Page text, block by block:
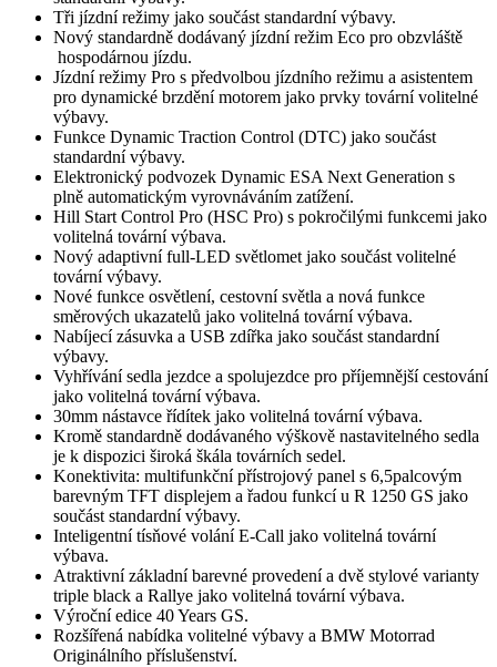
Tři jízdní režimy jako součást standardní výbavy.
Nový standardně dodávaný jízdní režim Eco pro obzvláště
hospodárnou jízdu.
Jízdní režimy Pro s předvolbou jízdního režimu a asistentem
pro dynamické brzdění motorem jako prvky tovární volitelné
výbavy.
Funkce Dynamic Traction Control (DTC) jako součást
standardní výbavy.
Elektronický podvozek Dynamic ESA Next Generation s
plně automatickým vyrovnáváním zatížení.
Hill Start Control Pro (HSC Pro) s pokročilými funkcemi jako
volitelná tovární výbava.
Nový adaptivní full-LED světlomet jako součást volitelné
tovární výbavy.
Nové funkce osvětlení, cestovní světla a nová funkce
směrových ukazatelů jako volitelná tovární výbava.
Nabíjecí zásuvka a USB zdířka jako součást standardní
výbavy.
Vyhřívání sedla jezdce a spolujezdce pro příjemnější cestování
jako volitelná tovární výbava.
30mm nástavce řídítek jako volitelná tovární výbava.
Kromě standardně dodávaného výškově nastavitelného sedla
je k dispozici široká škála továrních sedel.
Konektivita: multifunkční přístrojový panel s 6,5palcovým
barevným TFT displejem a řadou funkcí u R 1250 GS jako
součást standardní výbavy.
Inteligentní tísňové volání E-Call jako volitelná tovární
výbava.
Atraktivní základní barevné provedení a dvě stylové varianty
triple black a Rallye jako volitelná tovární výbava.
Výroční edice 40 Years GS.
Rozšířená nabídka volitelné výbavy a BMW Motorrad
Originálního příslušenství.